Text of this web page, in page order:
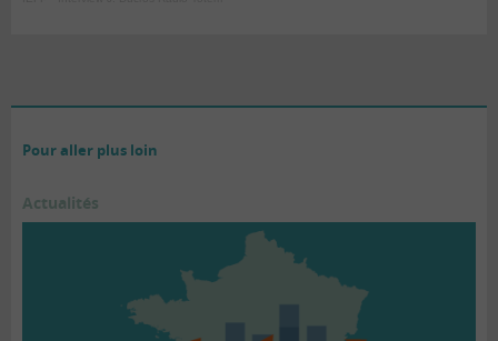
Pour aller plus loin
Actualités